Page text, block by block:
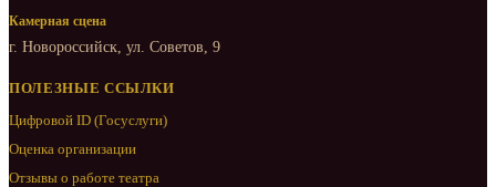
Камерная сцена
г. Новороссийск, ул. Советов, 9
ПОЛЕЗНЫЕ ССЫЛКИ
Цифровой ID (Госуслуги)
Оценка организации
Отзывы о работе театра